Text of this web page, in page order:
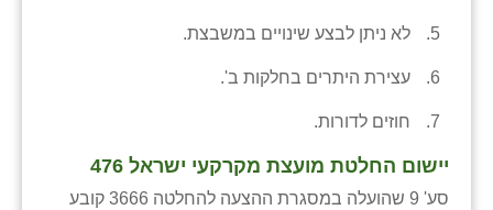
לא ניתן לבצע שינויים במשבצת.
עצירת היתרים בחלקות ב'.
חוזים לדורות.
יישום החלטת מועצת מקרקעי ישראל 476
סע' 9 שהועלה במסגרת ההצעה להחלטה 3666 קובע